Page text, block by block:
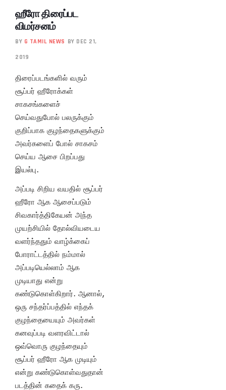
ஹீரோ திரைப்பட
விமர்சனம்
BY G TAMIL NEWS BY DEC 21,
2019
திரைப்படங்களில் வரும்
சூப்பர் ஹீரோக்கள்
சாகசங்களைச்
செய்வதுபோல் பலருக்கும்
குறிப்பாக குழந்தைகளுக்கும்
அவர்களைப் போல் சாகசம்
செய்ய ஆசை பிறப்பது
இயல்பு.
அப்படி சிறிய வயதில் சூப்பர்
ஹீரோ ஆக ஆசைப்படும்
சிவகார்த்திகேயன் அந்த
முயற்சியில் தோல்வியடைய
வளர்ந்ததும் வாழ்க்கைப்
போராட்டத்தில் நம்மால்
அப்படியெல்லாம் ஆக
முடியாது என்று
கண்டுகொள்கிறார். ஆனால்,
ஒரு சந்தர்ப்பத்தில் எந்தக்
குழந்தையையும் அவர்கள்
கனவுப்படி வளரவிட்டால்
ஒவ்வொரு குழந்தையும்
சூப்பர் ஹீரோ ஆக முடியும்
என்று கண்டுகொள்வதுதான்
படத்தின் கதைக் கரு.